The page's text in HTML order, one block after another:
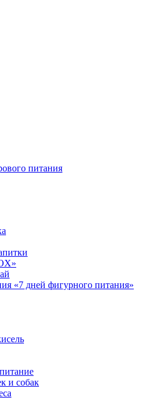
питания
«7 дней фигурного питания»
и собак